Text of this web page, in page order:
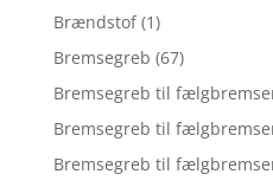
Brændstof (1)
Bremsegreb (67)
Bremsegreb til
Bremsegreb til
Bremsegreb til